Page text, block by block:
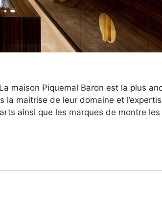
maison Piquemal Baron est la plus
maitrise de leur domaine et
ainsi que les marques de montre